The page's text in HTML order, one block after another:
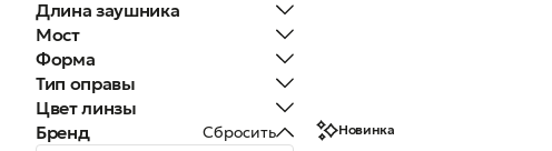
Длина заушника
Мост
Форма
Тип оправы
Цвет линзы
Бренд
Сбросить Новинка